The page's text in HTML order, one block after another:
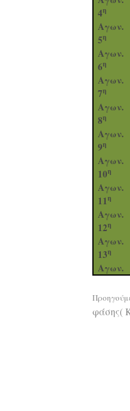
4η
Αγων.
5η
Αγων.
6η
Αγων.
7η
Αγων.
8η
Αγων.
9η
Αγων.
10η
Αγων.
11η
Αγων.
12η
Αγων.
13η
Αγων.
φάσης(